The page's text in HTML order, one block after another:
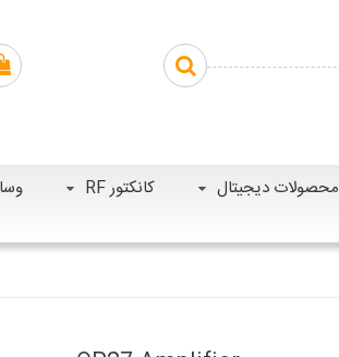
محصولات دیجیتال کانکتور RF